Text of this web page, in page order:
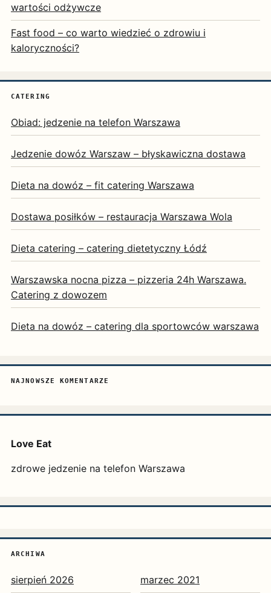
wartości odżywcze
Fast food – co warto wiedzieć o zdrowiu i
kaloryczności?
CATERING
Obiad: jedzenie na telefon Warszawa
Jedzenie dowóz Warszaw – błyskawiczna dostawa
Dieta na dowóz – fit catering Warszawa
Dostawa posiłków – restauracja Warszawa Wola
Dieta catering – catering dietetyczny Łódź
Warszawska nocna pizza – pizzeria 24h Warszawa.
Catering z dowozem
Dieta na dowóz – catering dla sportowców warszawa
NAJNOWSZE KOMENTARZE
Love Eat
zdrowe jedzenie na telefon Warszawa
ARCHIWA
sierpień 2026 marzec 2021